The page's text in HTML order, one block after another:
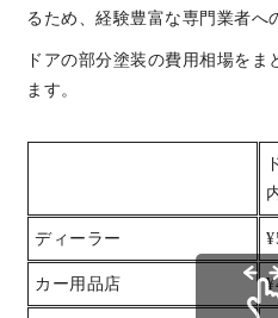
るため、経験豊富な専門業者へ
ドアの部分塗装の費用相場をま
ます。
ディーラー
カー用品店